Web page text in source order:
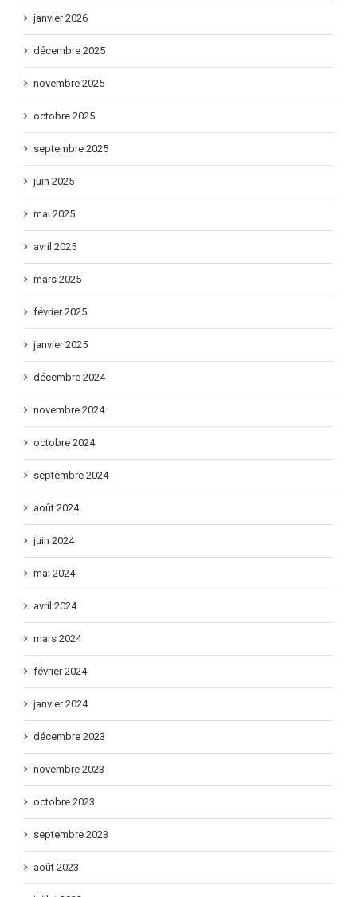
janvier 2026
décembre 2025
novembre 2025
octobre 2025
septembre 2025
juin 2025
mai 2025
avril 2025
mars 2025
février 2025
janvier 2025
décembre 2024
novembre 2024
octobre 2024
septembre 2024
août 2024
juin 2024
mai 2024
avril 2024
mars 2024
février 2024
janvier 2024
décembre 2023
novembre 2023
octobre 2023
septembre 2023
août 2023